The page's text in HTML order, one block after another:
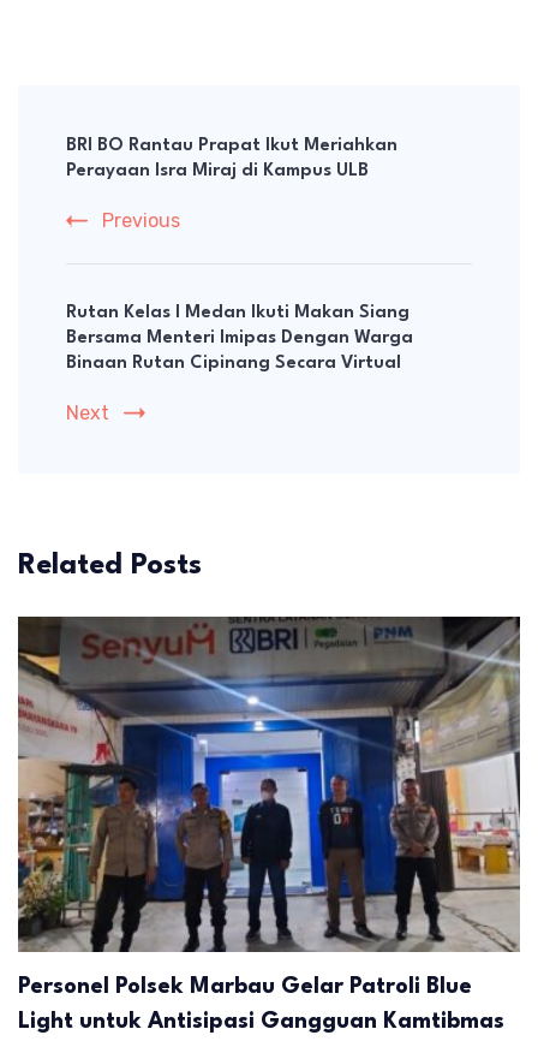
Navigation
BRI BO Rantau Prapat Ikut Meriahkan
Perayaan Isra Miraj di Kampus ULB
Previous
Rutan Kelas I Medan Ikuti Makan Siang
Bersama Menteri Imipas Dengan Warga
Binaan Rutan Cipinang Secara Virtual
Next
Related Posts
Personel Polsek Marbau Gelar Patroli Blue
Light untuk Antisipasi Gangguan Kamtibmas